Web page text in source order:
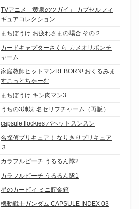
TVアニメ「黄泉のツガイ」 カプセルフィ
ギュアコレクション
まちぼうけ お疲れさまの場合 その２
カードキャプターさくら カメオリボンチ
ャーム
家庭教師ヒットマンREBORN! おくるみま
すこっとちゃーむ
まちぼうけ キン肉マン3
うちの3姉妹 名セリフチャーム（再販）
capsule flockies パペットスンスン
名探偵プリキュア！ なりきりプリキュア
３
カラフルピーチ うるるん隊2
カラフルピーチ うるるん隊1
星のカービィ ミニ貯金箱
機動戦士ガンダム CAPSULE INDEX 03